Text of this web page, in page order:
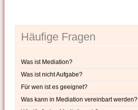
Häufige Fragen
Was ist Mediation?
Was ist nicht Aufgabe?
Für wen ist es geeignet?
Was kann in Mediation vereinbart werden?